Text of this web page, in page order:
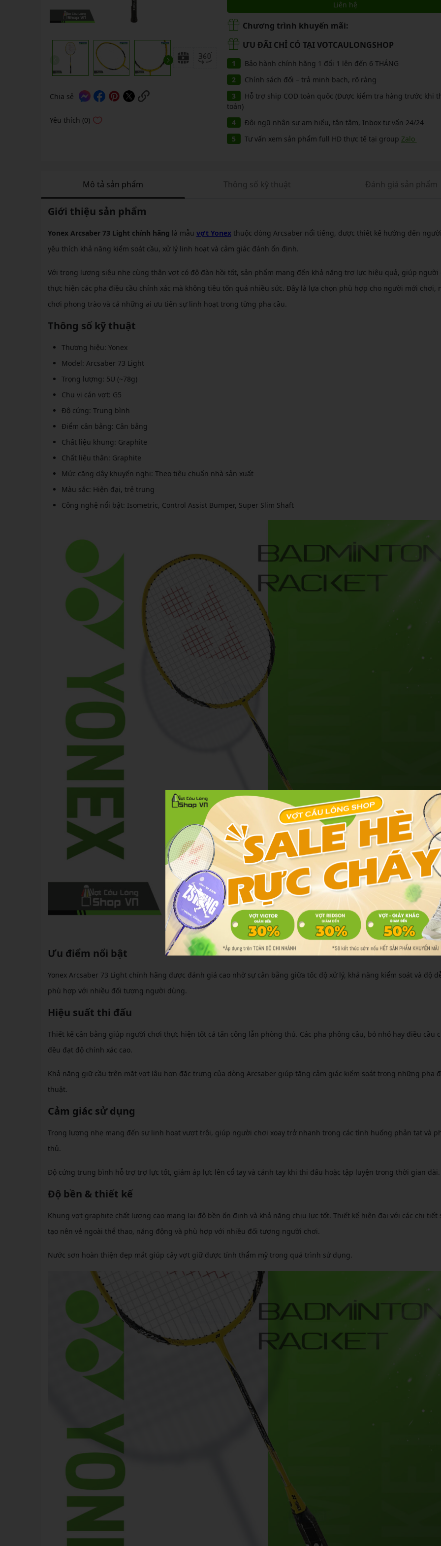
VỢT CẦU LÔNG REDSON
VỢT CẦU LÔNG 3RD
VỢT CẦU LÔNG APAVI
VỢT CẦU LÔNG DAS X
VỢT CẦU LÔNG FLEET
VỢT CẦU LÔNG FLEX POWER
VỢT CẦU LÔNG FORZA
GIÀY CẦU LÔNG KAWASAKI
GIÀY CẦU LÔNG APAVI
Chia sẻ
Yêu thích (0)
Liên hệ
Chương trình khuyến mãi:
ƯU ĐÃI CHỈ CÓ TẠI VOTCAULONGSHOP
Bảo hành chính hãng 1 đổi 1 lên đến 6 THÁNG
Chính sách đổi – trả minh bạch, rõ ràng
Hỗ trợ ship COD toàn quốc (Được kiểm tra hàng trước khi
toán)
Đội ngũ nhân sự am hiểu, tận tâm, Inbox tư vấn 24/24
Tư vấn xem sản phẩm full HD thực tế tại group Zalo
Mô tả sản phẩm Thông số kỹ thuật Đánh giá sản phẩm
Giới thiệu sản phẩm
Yonex Arcsaber 73 Light chính hãng là mẫu vợt Yonexthuộc dòng Arcsaber nổi tiếng, được thiết kế hướng đến
yêu thích khả năng kiểm soát cầu, xử lý linh hoạt và cảm giác đánh ổn định.
Với trọng lượng siêu nhẹ cùng thân vợt có độ đàn hồi tốt, sản phẩm mang đến khả năng trợ lực hiệu quả, giúp người
thực hiện các pha điều cầu chính xác mà không tiêu tốn quá nhiều sức. Đây là lựa chọn phù hợp cho người mới chơi,
chơi phong trào và cả những ai ưu tiên sự linh hoạt trong từng pha cầu.
Thông số kỹ thuật
Thương hiệu: Yonex
Model: Arcsaber 73 Light
Trọng lượng: 5U (~78g)
Chu vi cán vợt: G5
Độ cứng: Trung bình
Điểm cân bằng: Cân bằng
Chất liệu khung: Graphite
Chất liệu thân: Graphite
Mức căng dây khuyến nghị: Theo tiêu chuẩn nhà sản xuất
Màu sắc: Hiện đại, trẻ trung
Công nghệ nổi bật: Isometric, Control Assist Bumper, Super Slim Shaft
Ưu điểm nổi bật
Yonex Arcsaber 73 Light chính hãng được đánh giá cao nhờ sự cân bằng giữa tốc độ xử lý, khả năng kiểm soát và độ
phù hợp với nhiều đối tượng người dùng.
Hiệu suất thi đấu
Thiết kế cân bằng giúp người chơi thực hiện tốt cả tấn công lẫn phòng thủ. Các pha phông cầu, bỏ nhỏ hay điều cầu
đều đạt độ chính xác cao.
Khả năng giữ cầu trên mặt vợt lâu hơn đặc trưng của dòng Arcsaber giúp tăng cảm giác kiểm soát trong những pha
thuật.
Cảm giác sử dụng
Trọng lượng nhẹ mang đến sự linh hoạt vượt trội, giúp người chơi xoay trở nhanh trong các tình huống phản tạt và
thủ.
Độ cứng trung bình hỗ trợ trợ lực tốt, giảm áp lực lên cổ tay và cánh tay khi thi đấu hoặc tập luyện trong thời gian dài.
Độ bền & thiết kế
Khung vợt graphite chất lượng cao mang lại độ bền ổn định và khả năng chịu lực tốt. Thiết kế hiện đại với các chi tiết
tạo nên vẻ ngoài thể thao, năng động và phù hợp với nhiều đối tượng người chơi.
Nước sơn hoàn thiện đẹp mắt giúp cây vợt giữ được tính thẩm mỹ trong quá trình sử dụng.